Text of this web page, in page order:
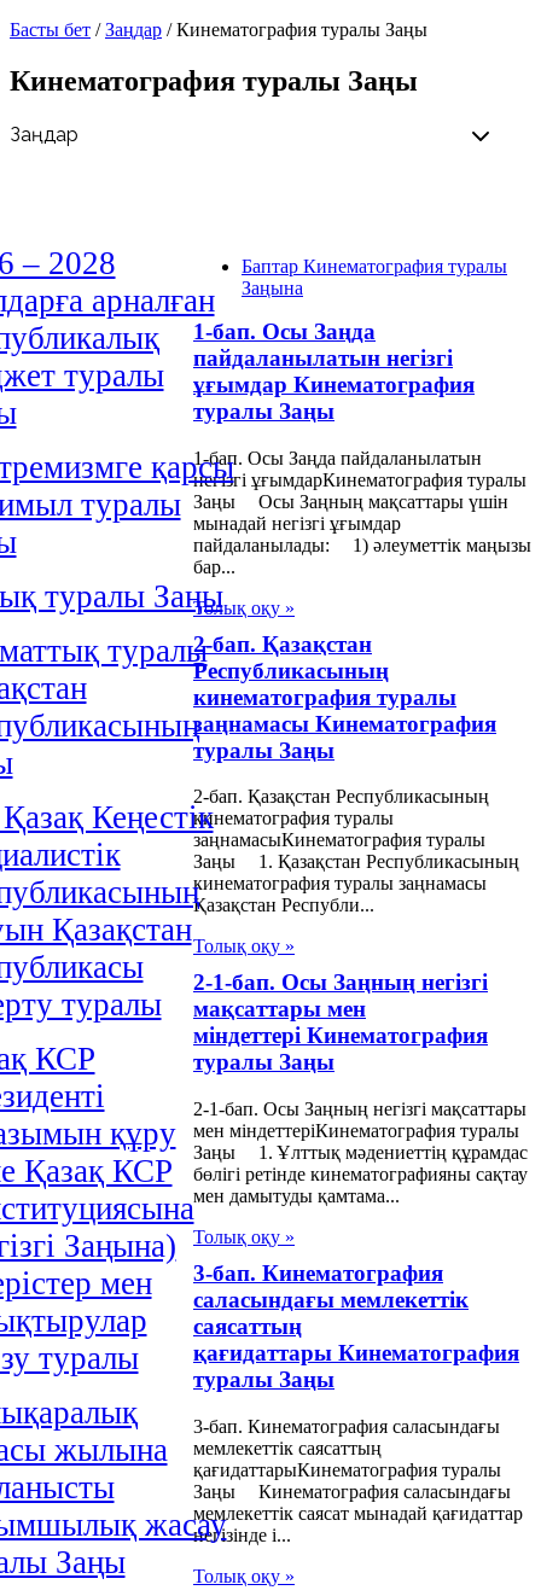
Басты бет /Заңдар /Кинематография туралы Заңы
Кинематография туралы Заңы
– 2028
арналған
туралы
қарсы
туралы
туралы Заңы
туралы
Кеңестік
Қазақстан
туралы
КСР
құру
Қазақ КСР
Заңына)
мен
туралы
жылына
жасау
Заңы
Баптар Кинематография туралы
Заңына
1-бап. Осы Заңда
пайдаланылатын негізгі
ұғымдар Кинематография
туралы Заңы
1-бап. Осы Заңда пайдаланылатын
негізгі ұғымдарКинематография туралы
Заңы Осы Заңның мақсаттары үшін
мынадай негізгі ұғымдар
пайдаланылады: 1) әлеуметтік маңызы
бар...
Толық оқу »
2-бап. Қазақстан
Республикасының
кинематография туралы
заңнамасы Кинематография
туралы Заңы
2-бап. Қазақстан Республикасының
кинематография туралы
заңнамасыКинематография туралы
Заңы 1. Қазақстан Республикасының
кинематография туралы заңнамасы
Қазақстан Республи...
Толық оқу »
2-1-бап. Осы Заңның негізгі
мақсаттары мен
міндеттері Кинематография
туралы Заңы
2-1-бап. Осы Заңның негізгі мақсаттары
мен міндеттеріКинематография туралы
Заңы 1. Ұлттық мәдениеттің құрамдас
бөлігі ретінде кинематографияны сақтау
мен дамытуды қамтама...
Толық оқу »
3-бап. Кинематография
саласындағы мемлекеттік
саясаттың
қағидаттары Кинематография
туралы Заңы
3-бап. Кинематография саласындағы
мемлекеттік саясаттың
қағидаттарыКинематография туралы
Заңы Кинематография саласындағы
мемлекеттік саясат мынадай қағидаттар
негізінде і...
Толық оқу »